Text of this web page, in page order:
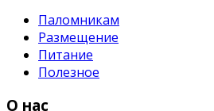
Паломникам
Размещение
Питание
Полезное
О нас